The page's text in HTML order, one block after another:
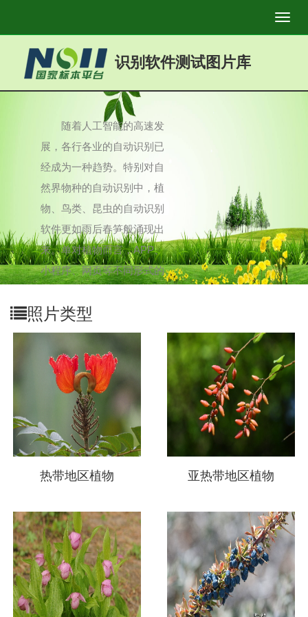
识别软件测试图片库
随着人工智能的高速发
展，各行各业的自动识别已
经成为一种趋势。特别对自
然界物种的自动识别中，植
物、鸟类、昆虫的自动识别
软件更如雨后春笋般涌现出
来。单对植物而言，APP、
小程序、网页等不同形式的
为了便于用户测试不同软件
的识别效果，NSII办公室特
选取：热点植物、亚热带植
物、温带植物、干旱半干旱
地区植物等四种类型的植物
各100张，作为不同识别系统
的测试物种库。这些照片均
给出了物种名称，用户可以
通过软件识别结果，测试软
用户使用这些标准照片测试
更多植物识别软件。
照片类型
热带地区植物 亚热带地区植物